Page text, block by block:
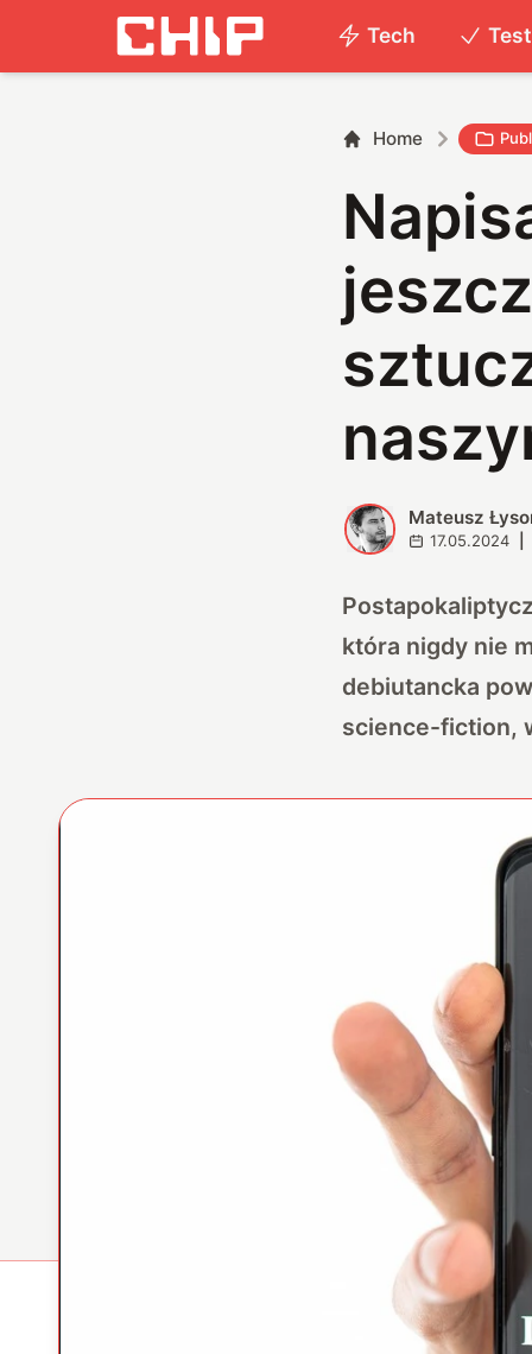
Tech
Home
M Mateusz
17.05.2024
która nigdy nie
debiutancka
science-fiction,